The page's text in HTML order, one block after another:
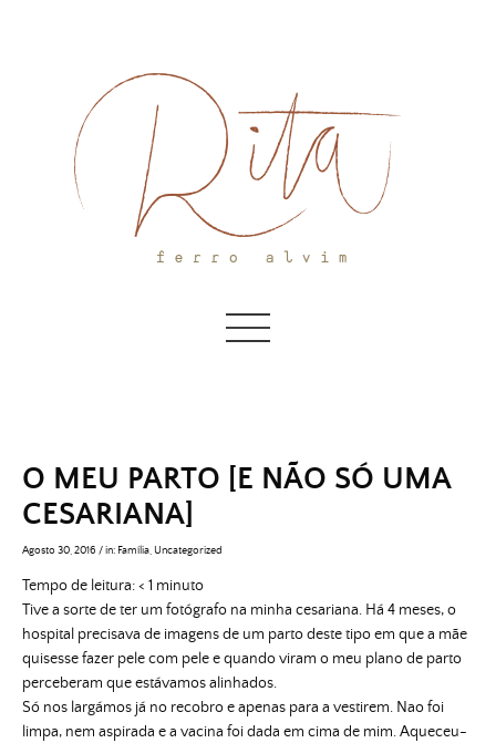
O MEU PARTO [E NÃO SÓ UMA
CESARIANA]
Agosto 30, 2016 /in: Família Uncategorized
Tempo de leitura:< 1 minuto
Tive a sorte de ter um fotógrafo na minha cesariana. Há 4 meses, o
hospital precisava de imagens de um parto deste tipo em que a mãe
quisesse fazer pele com pele e quando viram o meu plano de parto
perceberam que estávamos alinhados.
Só nos largámos já no recobro e apenas para a vestirem. Nao foi
limpa, nem aspirada e a vacina foi dada em cima de mim. Aqueceu-